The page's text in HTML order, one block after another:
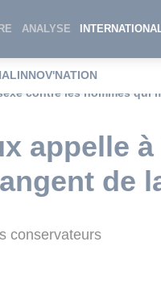
ANALYSE
INNOV'NATION
contre les hommes qui
appelle
de
conservateurs